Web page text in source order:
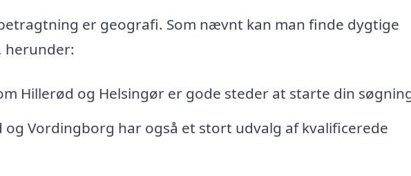
er geografi. Som nævnt kan man finde dygtige
herunder:
Hillerød og Helsingør er gode steder at starte din
og Vordingborg har også et stort udvalg af kvalificerede